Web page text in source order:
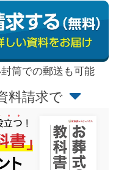
筒での郵送も可能
料請求で